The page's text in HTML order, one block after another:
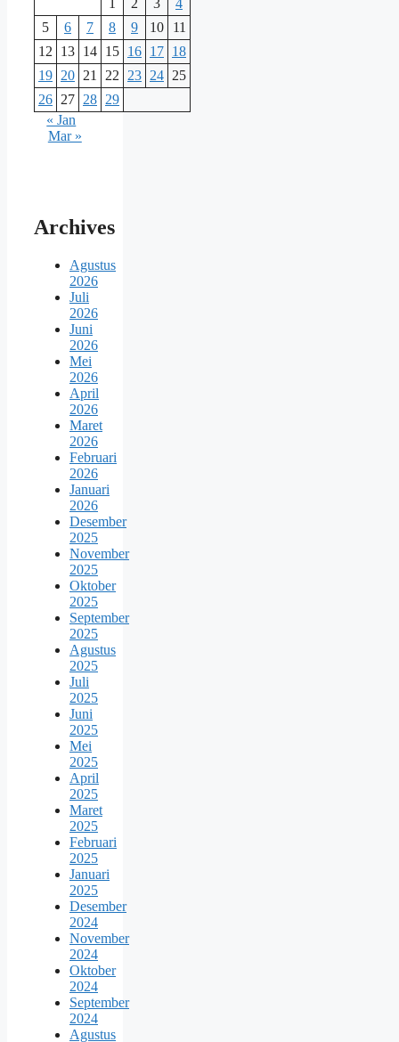
1
2 3
4
5
6 7 8 9 10
11
12
13 14 15 16 17 18
19 20 21 22 23 24 25
26 27 28 29
« Jan
Mar »
Archives
Agustus
2026
Juli
2026
Juni
2026
Mei
2026
April
2026
Maret
2026
Februari
2026
Januari
2026
Desember
2025
November
2025
Oktober
2025
September
2025
Agustus
2025
Juli
2025
Juni
2025
Mei
2025
April
2025
Maret
2025
Februari
2025
Januari
2025
Desember
2024
November
2024
Oktober
2024
September
2024
Agustus